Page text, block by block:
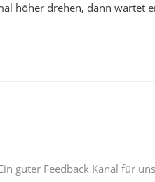
höher drehen, dann wartet
guter Feedback Kanal für